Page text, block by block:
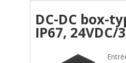
DC-DC box-
IP67, 24VDC/